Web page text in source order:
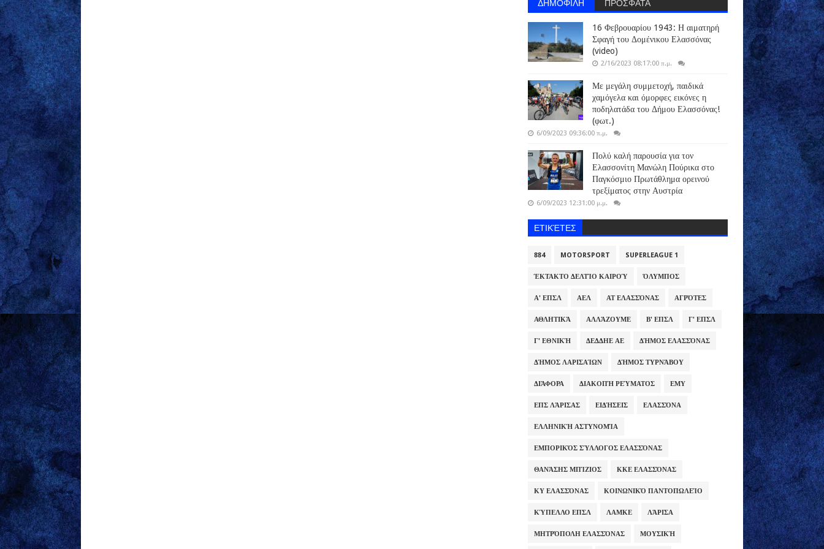
16 Φεβρουαρίου 1943: Η αιματηρή
Σφαγή του Δομένικου Ελασσόνας
(video)
2/16/2023 08:17:00 π.μ.
Με μεγάλη συμμετοχή, παιδικά
χαμόγελα και όμορφες εικόνες η
ποδηλατάδα του Δήμου Ελασσόνας!
(φωτ.)
6/09/2023 09:36:00 π.μ.
Πολύ καλή παρουσία για τον
Ελασσονίτη Μανώλη Πούρικα στο
Παγκόσμιο Πρωτάθλημα ορεινού
τρεξίματος στην Αυστρία
6/09/2023 12:31:00 μ.μ.
ΕΤΙΚΈΤΕΣ
884 MOTORSPORT SUPERLEAGUE 1
ΈΚΤΑΚΤΟ ΔΕΛΤΊΟ ΚΑΙΡΟΎ ΌΛΥΜΠΟΣ
Α' ΕΠΣΛ ΑΕΛ ΑΤ ΕΛΑΣΣΌΝΑΣ ΑΓΡΌΤΕΣ
ΑΘΛΗΤΙΚΆ ΑΛΛΆΖΟΥΜΕ Β' ΕΠΣΛ Γ' ΕΠΣΛ
Γ' ΕΘΝΙΚΉ ΔΕΔΔΗΕ ΑΕ ΔΉΜΟΣ ΕΛΑΣΣΌΝΑΣ
ΔΉΜΟΣ ΛΑΡΙΣΑΊΩΝ ΔΉΜΟΣ ΤΥΡΝΆΒΟΥ
ΔΙΆΦΟΡΑ ΔΙΑΚΟΠΉ ΡΕΎΜΑΤΟΣ ΕΜΥ
ΕΠΣ ΛΆΡΙΣΑΣ ΕΙΔΉΣΕΙΣ ΕΛΑΣΣΌΝΑ
ΕΛΛΗΝΙΚΉ ΑΣΤΥΝΟΜΊΑ
ΕΜΠΟΡΙΚΌΣ ΣΎΛΛΟΓΟΣ ΕΛΑΣΣΌΝΑΣ
ΘΑΝΆΣΗΣ ΜΠΊΖΙΟΣ ΚΚΕ ΕΛΑΣΣΌΝΑΣ
ΚΥ ΕΛΑΣΣΌΝΑΣ ΚΟΙΝΩΝΙΚΌ ΠΑΝΤΟΠΩΛΕΊΟ
ΚΎΠΕΛΛΟ ΕΠΣΛ ΛΑΜΚΕ ΛΆΡΙΣΑ
ΜΗΤΡΌΠΟΛΗ ΕΛΑΣΣΌΝΑΣ ΜΟΥΣΙΚΉ